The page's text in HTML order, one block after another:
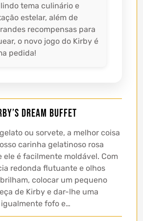
tema culinário e
estelar, além de
recompensas para
o novo jogo do Kirby é
pedida!
Dream Buffet
ou sorvete, a melhor coisa
carinha gelatinoso rosa
ele é facilmente moldável. Com
redonda flutuante e olhos
colocar um pequeno
de Kirby e dar-lhe uma
fofo e…